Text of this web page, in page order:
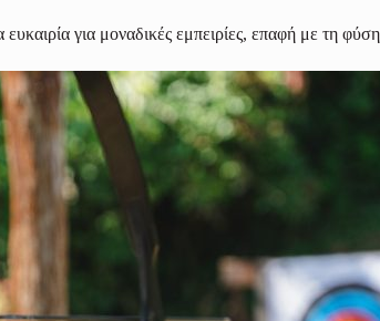
για μοναδικές εμπειρίες, επαφή με τη